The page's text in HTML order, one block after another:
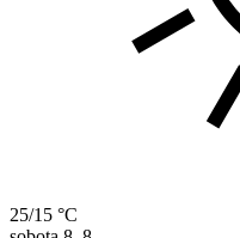
25/15 °C